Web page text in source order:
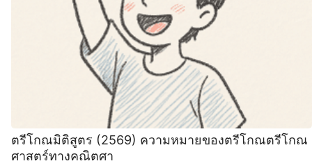
ตรีโกณมิติสูตร (2569) ความหมายของตรีโกณตรีโกณ
ศาสตร์ทางคณิตศา